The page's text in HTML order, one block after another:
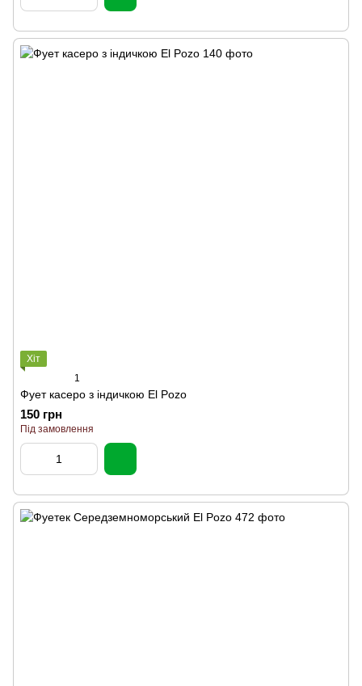
Хіт
1
Фует касеро з індичкою El Pozo
150 грн
Під замовлення